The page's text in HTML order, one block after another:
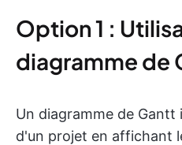
Option 1 :
diagramme de
Un diagramme de Gantt
d'un projet en affichant